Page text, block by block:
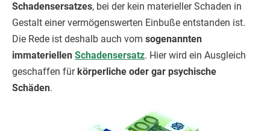
Schadensersatzes, bei der kein materieller Schaden in
Gestalt einer vermögenswerten Einbuße entstanden ist.
Die Rede ist deshalb auch vom sogenannten
immateriellen Schadensersatz. Hier wird ein Ausgleich
geschaffen fürkörperliche oder gar psychische
Schäden.